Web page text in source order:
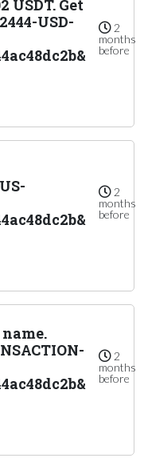
USDT. Get
USD-
2
months
before
2
months
before
2
months
before